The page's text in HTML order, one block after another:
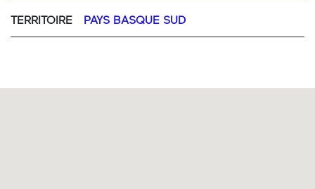
TERRITOIRE PAYS BASQUE SUD